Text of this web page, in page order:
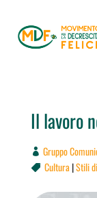
Il lavoro
Gruppo
 Cultura |Stili